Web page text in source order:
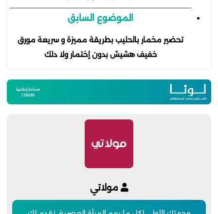
الموضوع السابق
تحضير مخمار بالحليب بطريقة مميزة و سريعة مورق
خفيف هشيش بدون إختمار ولا دلك
مولاتي